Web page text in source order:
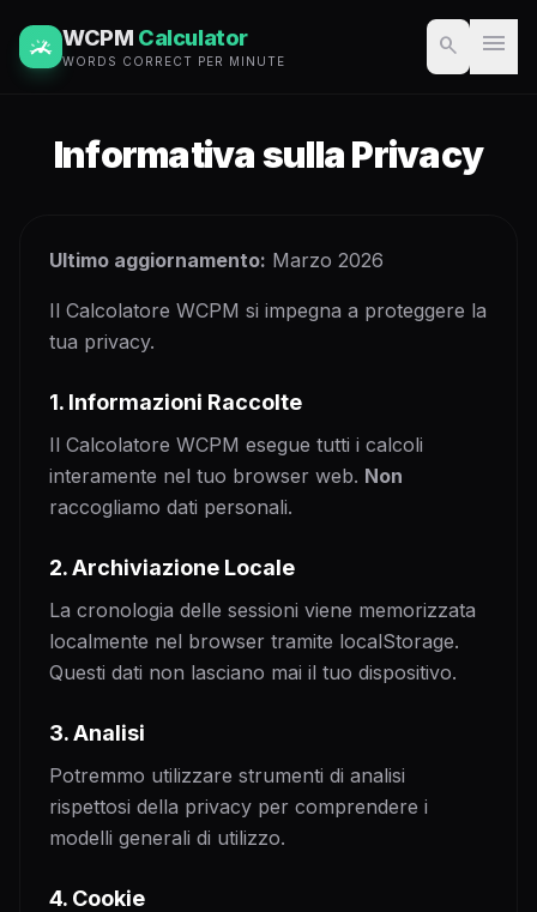
WCPM Calculator
WORDS CORRECT PER MINUTE
search menu
Informativa sulla Privacy
Ultimo aggiornamento: Marzo 2026
Il Calcolatore WCPM si impegna a proteggere la
tua privacy.
1. Informazioni Raccolte
Il Calcolatore WCPM esegue tutti i calcoli
interamente nel tuo browser web. Non
raccogliamo dati personali.
2. Archiviazione Locale
La cronologia delle sessioni viene memorizzata
localmente nel browser tramite localStorage.
Questi dati non lasciano mai il tuo dispositivo.
3. Analisi
Potremmo utilizzare strumenti di analisi
rispettosi della privacy per comprendere i
modelli generali di utilizzo.
4. Cookie